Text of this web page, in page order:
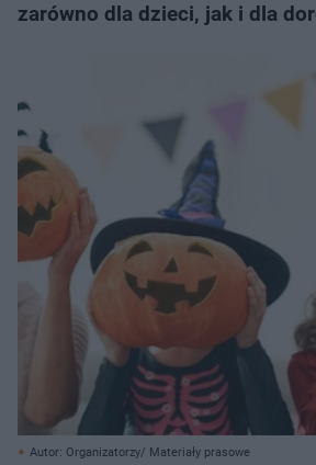
zarówno dla dzieci, jak i dla
Autor: Organizatorzy/ Materiały prasowe